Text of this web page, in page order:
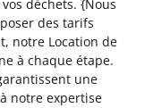
déchets. {Nous
des tarifs
notre Location de
à chaque étape.
une
notre expertise